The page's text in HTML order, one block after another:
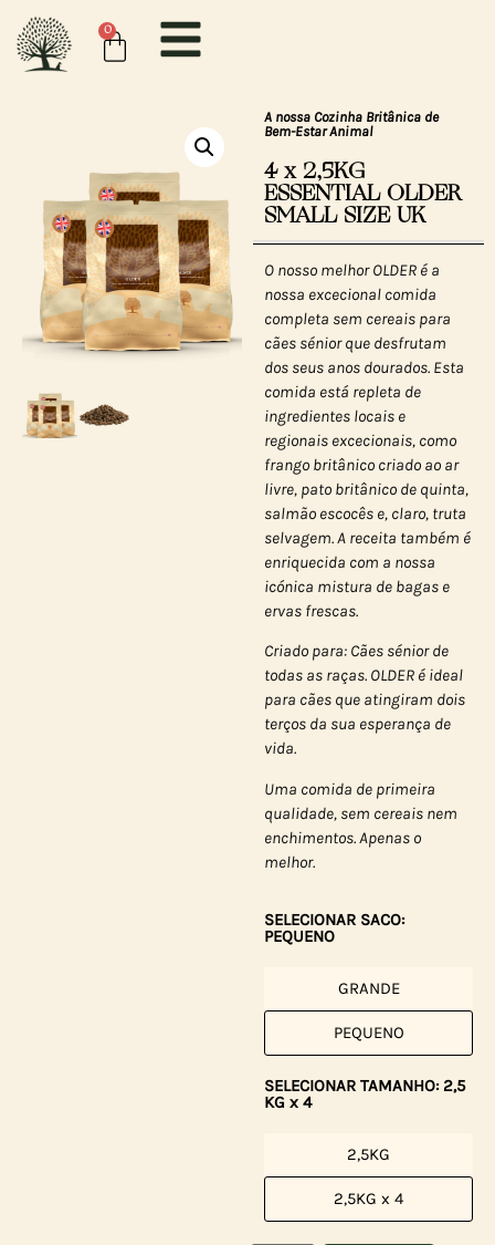
0
A nossa Cozinha Britânica de
Bem-Estar Animal
4 x 2,5KG
ESSENTIAL OLDER
SMALL SIZE UK
O nosso melhor OLDER é a
nossa excecional comida
completa sem cereais para
cães sénior que desfrutam
dos seus anos dourados. Esta
comida está repleta de
ingredientes locais e
regionais excecionais, como
frango britânico criado ao ar
livre, pato britânico de quinta,
salmão escocês e, claro, truta
selvagem. A receita também é
enriquecida com a nossa
icónica mistura de bagas e
ervas frescas.
Criado para: Cães sénior de
todas as raças. OLDER é ideal
para cães que atingiram dois
terços da sua esperança de
vida.
Uma comida de primeira
qualidade, sem cereais nem
enchimentos. Apenas o
melhor.
SELECIONAR SACO:
PEQUENO
GRANDE
PEQUENO
SELECIONAR TAMANHO: 2,5
KG x 4
2,5KG
2,5KG x 4